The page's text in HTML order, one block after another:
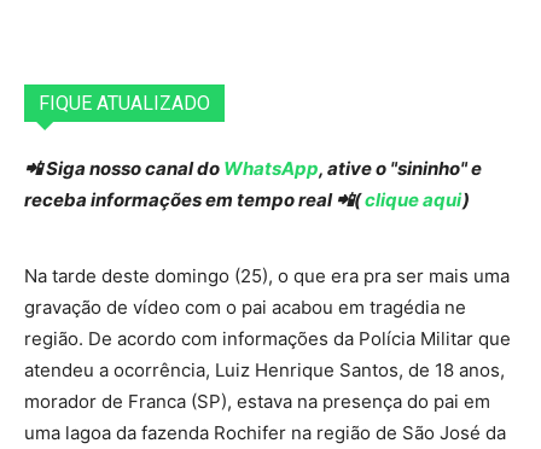
FIQUE ATUALIZADO
📲 Siga nosso canal do WhatsApp, ative o "sininho" e
receba informações em tempo real 📲(clique aqui)
Na tarde deste domingo (25), o que era pra ser mais uma
gravação de vídeo com o pai acabou em tragédia ne
região. De acordo com informações da Polícia Militar que
atendeu a ocorrência, Luiz Henrique Santos, de 18 anos,
morador de Franca (SP), estava na presença do pai em
uma lagoa da fazenda Rochifer na região de São José da